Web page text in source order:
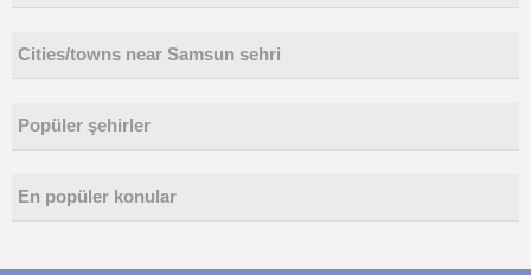
Cities/towns near Samsun sehri
Popüler şehirler
En popüler konular